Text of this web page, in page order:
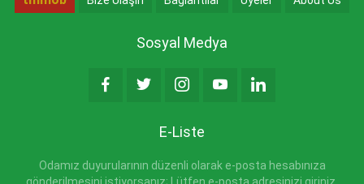
Sosyal Medya
E-Liste
Odamız duyurularının düzenli olarak e-posta hesabınıza
gönderilmesini istiyorsanız; Lütfen e-posta adresinizi giriniz.